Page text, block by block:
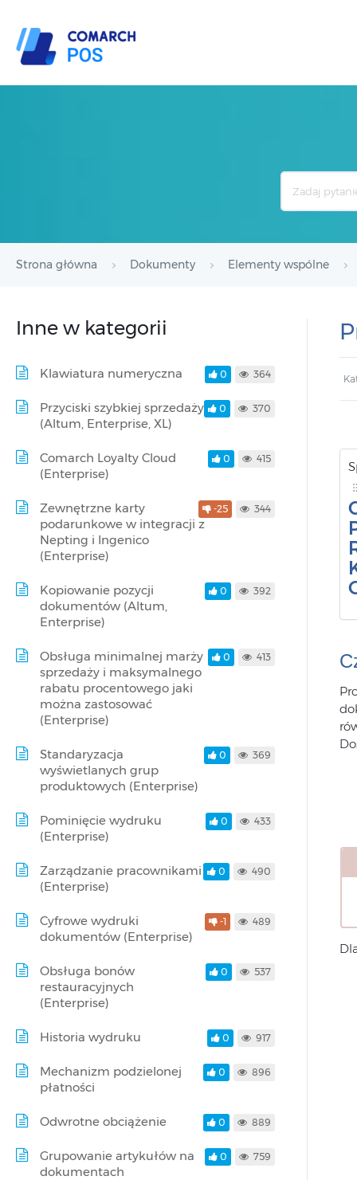
Strona główna Dokumenty Elementy wspólne
Inne w kategorii
Klawiatura numeryczna 0 364
Przyciski szybkiej sprzedaży
(Altum, Enterprise, XL)
0 370
Comarch Loyalty Cloud
(Enterprise)
0 415
Zewnętrzne karty
podarunkowe w integracji z
Nepting i Ingenico
(Enterprise)
-25 344
Kopiowanie pozycji
dokumentów (Altum,
Enterprise)
0 392
Obsługa minimalnej marży
sprzedaży i maksymalnego
rabatu procentowego jaki
można zastosować
(Enterprise)
0 413
Standaryzacja
wyświetlanych grup
produktowych (Enterprise)
0 369
Pominięcie wydruku
(Enterprise)
0 433
Zarządzanie pracownikami
(Enterprise)
0 490
Cyfrowe wydruki
dokumentów (Enterprise)
-1 489
Obsługa bonów
restauracyjnych
(Enterprise)
0 537
Historia wydruku 0 917
Mechanizm podzielonej
płatności
0 896
Odwrotne obciążenie 0 889
Grupowanie artykułów na
dokumentach
0 759